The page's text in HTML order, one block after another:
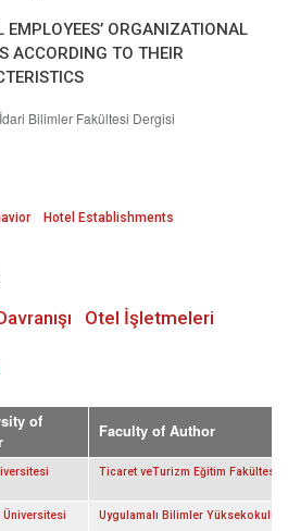
ORGANIZATIONAL
ACCORDING TO THEIR
Bilimler Fakültesi Dergisi
Hotel Establishments
Otel İşletmeleri
of
Faculty of Author
Ticaret veTurizm Eğitim Fakültesi
Üniversitesi Uygulamalı Bilimler Yüksekokulu